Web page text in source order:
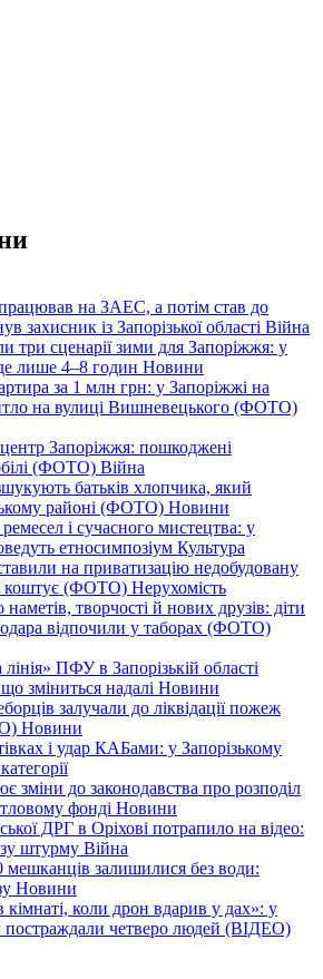
на ЗАЕС, а потім став до
захисник із Запорізької області Війна
три сценарії зими для Запоріжжя: у
лише 4–8 годин Новини
за 1 млн грн: у Запоріжжі на
на вулиці Вишневецького (ФОТО)
Запоріжжя: пошкоджені
(ФОТО) Війна
батьків хлопчика, який
районі (ФОТО) Новини
і сучасного мистецтва: у
етносимпозіум Культура
на приватизацію недобудовану
коштує (ФОТО) Нерухомість
творчості й нових друзів: діти
відпочили у таборах (ФОТО)
ПФУ в Запорізькій області
зміниться надалі Новини
залучали до ліквідації пожеж
Новини
і удар КАБами: у Запорізькому
зміни до законодавства про розподіл
фонді Новини
ДРГ в Оріхові потрапило на відео:
штурму Війна
мешканців залишилися без води:
Новини
коли дрон вдарив у дах»: у
постраждали четверо людей (ВІДЕО)